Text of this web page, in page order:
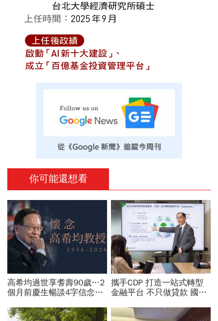
你可能還想看
高希均過世享耆壽90歲…2
個月前慶生暢談4字信念，
福、一切靠自己爭氣
攜手CDP 打造一站式轉型
金融平台 不只做貸款 國泰